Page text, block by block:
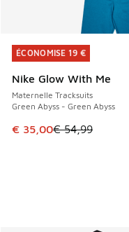
ÉCONOMISE 19 €
Nike Glow With Me
Maternelle Tracksuits
Green Abyss - Green Abyss
Cet article est en
€ 35,00€ 54,99
ÉCONOMISE 19 €